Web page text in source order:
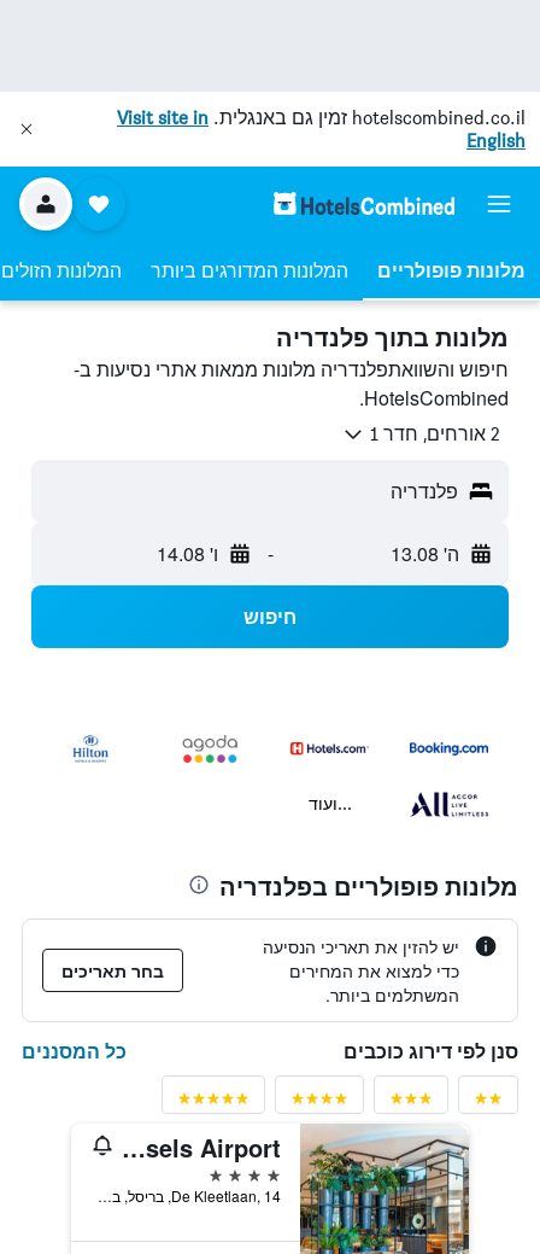
hotelscombined.co.il זמין גם באנגלית. Visit site in
English
מלונות פופולריים המלונות המדורגים ביותר המלונות
מלונות בתוך פלנדריה
חיפוש והשוואתפלנדריה מלונות ממאות אתרי נסיעות ב-
HotelsCombined.
2 אורחים, חדר 1
פלנדריה
ה' 13.08 - ו' 14.08
חיפוש
...ועוד
מלונות פופולריים בפלנדריה
יש להזין את תאריכי הנסיעה
כדי למצוא את המחירים
המשתלמים ביותר.
בחר תאריכים
סנן לפי דירוג כוכבים כל המסננים
NH Brussels Airport
4 כוכבים
De Kleetlaan, 14, בריסל, בלגיה